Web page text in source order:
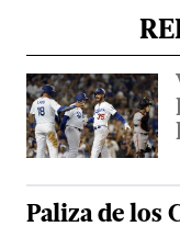
Paliza de los